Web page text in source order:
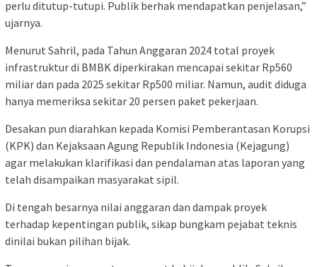
perlu ditutup-tutupi. Publik berhak mendapatkan penjelasan,”
ujarnya.
Menurut Sahril, pada Tahun Anggaran 2024 total proyek
infrastruktur di BMBK diperkirakan mencapai sekitar Rp560
miliar dan pada 2025 sekitar Rp500 miliar. Namun, audit diduga
hanya memeriksa sekitar 20 persen paket pekerjaan.
Desakan pun diarahkan kepada Komisi Pemberantasan Korupsi
(KPK) dan Kejaksaan Agung Republik Indonesia (Kejagung)
agar melakukan klarifikasi dan pendalaman atas laporan yang
telah disampaikan masyarakat sipil.
Di tengah besarnya nilai anggaran dan dampak proyek
terhadap kepentingan publik, sikap bungkam pejabat teknis
dinilai bukan pilihan bijak.